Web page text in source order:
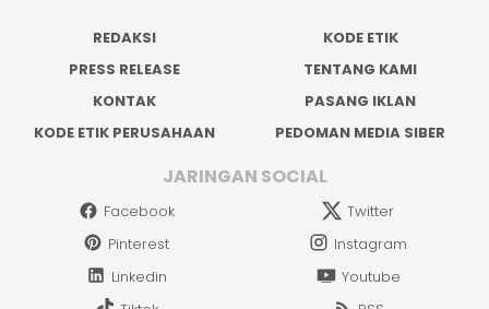
REDAKSI
KODE ETIK
PRESS RELEASE
TENTANG KAMI
KONTAK
PASANG IKLAN
KODE ETIK PERUSAHAAN
PEDOMAN MEDIA SIBER
JARINGAN SOCIAL
Facebook
Twitter
Pinterest
Instagram
Linkedin
Youtube